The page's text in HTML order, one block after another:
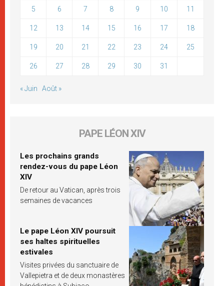
5 6 7 8 9 10 11
12 13 14 15 16 17 18
19 20 21 22 23 24 25
26 27 28 29 30 31
« Juin Août »
PAPE LÉON XIV
Les prochains grands
rendez-vous du pape Léon
XIV
De retour au Vatican, après trois
semaines de vacances
Le pape Léon XIV poursuit
ses haltes spirituelles
estivales
Visites privées du sanctuaire de
Vallepietra et de deux monastères